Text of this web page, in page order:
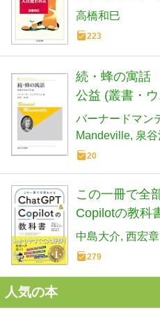
高橋和巳
223
続・蜂の寓話
公益 (叢書・
バーナードマン
Mandeville 泉
20
この一冊で全
Copilotの教科
中島大介 西宏章
279
人気の本